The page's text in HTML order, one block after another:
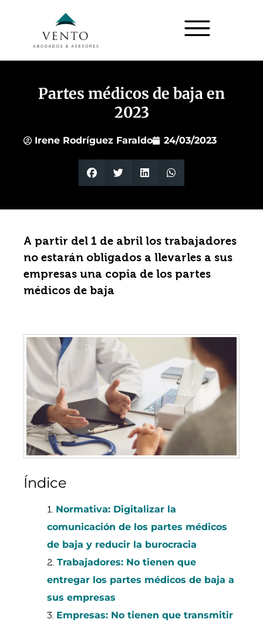
Partes médicos de baja en
2023
Irene Rodríguez Faraldo 24/03/2023
A partir del 1 de abril los trabajadores
no estarán obligados a llevarles a sus
empresas una copia de los partes
médicos de baja
Índice
Normativa: Digitalizar la
comunicación de los partes médicos
de baja y reducir la burocracia
Trabajadores: No tienen que
entregar los partes médicos de baja a
sus empresas
Empresas: No tienen que transmitir